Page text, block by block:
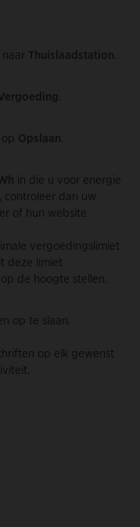
Thuislaadstation.
.
Opslaan.
in die u voor energie
controleer dan uw
of hun website.
vergoedingslimiet
deze limiet
de hoogte stellen.
op te slaan.
op elk gewenst